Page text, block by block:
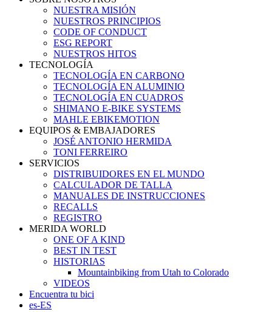
NUESTRA MISIÓN
NUESTROS PRINCIPIOS
CODE OF CONDUCT
ESG REPORT
NUESTROS HITOS
TECNOLOGÍA
TECNOLOGÍA EN CARBONO
TECNOLOGÍA EN ALUMINIO
TECNOLOGÍA EN CUADROS
SHIMANO E-BIKE SYSTEMS
MAHLE EBIKEMOTION
EQUIPOS & EMBAJADORES
JOSÉ ANTONIO HERMIDA
TONI FERREIRO
SERVICIOS
DISTRIBUIDORES EN EL MUNDO
CALCULADOR DE TALLA
MANUALES DE INSTRUCCIONES
RECALLS
REGISTRO
MERIDA WORLD
ONE OF A KIND
BEST IN TEST
HISTORIAS
Mountainbiking from Utah to Colorado
VIDEOS
Encuentra tu bici
es-ES